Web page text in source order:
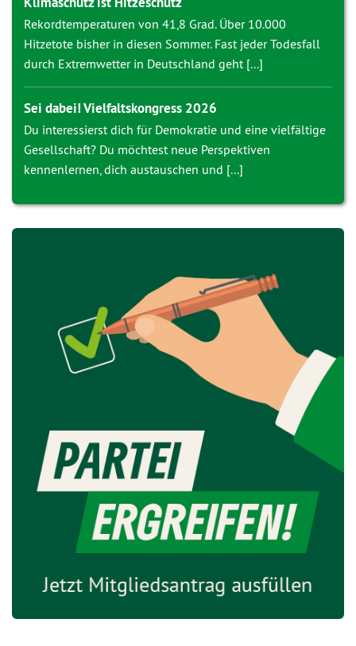
Rekordtemperaturen von 41,8 Grad. Über 10.000
Hitzetote bisher in diesen Sommer. Fast jeder Todesfall
durch Extremwetter in Deutschland geht [...]
Sei dabei! Vielfaltskongress 2026
Du interessierst dich für Demokratie und eine vielfältige
Gesellschaft? Du möchtest neue Perspektiven
kennenlernen, dich austauschen und [...]